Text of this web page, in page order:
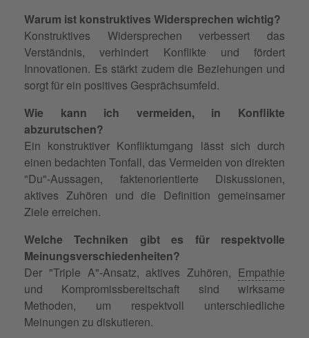
Warum ist konstruktives Widersprechen wichtig?
Konstruktives Widersprechen verbessert das
Verständnis, verhindert Konflikte und fördert
Innovationen. Es stärkt zudem die Beziehungen und
sorgt für ein positives Gesprächsumfeld.
Wie kann ich vermeiden, in Konflikte
abzurutschen?
Ein konstruktiver Konfliktumgang lässt sich durch
einen bedachten Tonfall, das Vermeiden von direkten
"Du"-Aussagen, faktenorientierte Diskussionen,
aktives Zuhören und die Definition gemeinsamer
Ziele erreichen.
Welche Techniken gibt es für respektvolle
Meinungsverschiedenheiten?
Der "Triple A"-Ansatz, aktives Zuhören, Empathie
und Kompromissbereitschaft sind wirksame
Methoden, um respektvoll unterschiedliche
Meinungen zu diskutieren.